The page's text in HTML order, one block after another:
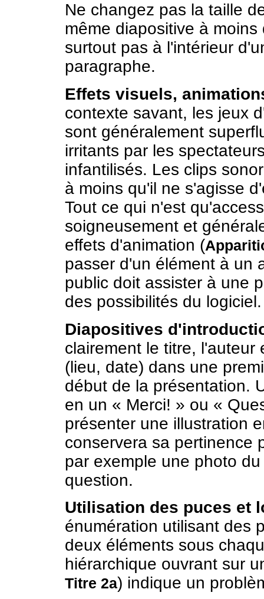
Ne changez pas la taille
même diapositive à
surtout pas à l'intérieur
paragraphe.
Effets visuels,
contexte savant, les jeux
sont généralement
irritants par les
infantilisés. Les clips
à moins qu'il ne s'agisse
Tout ce qui n'est
soigneusement et
effets d'animation (
passer d'un élément à un
public doit assister à une
des possibilités du logiciel.
Diapositives
clairement le titre,
(lieu, date) dans une
début de la présentation.
en un « Merci! » ou «
présenter une illustration
conservera sa pertinence
par exemple une photo
question.
Utilisation des puces et
énumération utilisant des
deux éléments sous
hiérarchique ouvrant sur
Titre 2a) indique un